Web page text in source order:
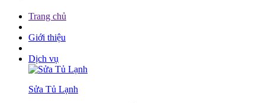
Trang chủ
Giới thiệu
Dịch vụ
Sửa Tủ Lạnh